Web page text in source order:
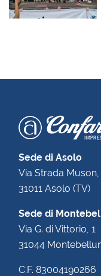
Sede di Asolo
Via Strada
31011 Asolo (TV)
Sede di
Via G. di Vittorio, 1
31044
C.F. 83004190266